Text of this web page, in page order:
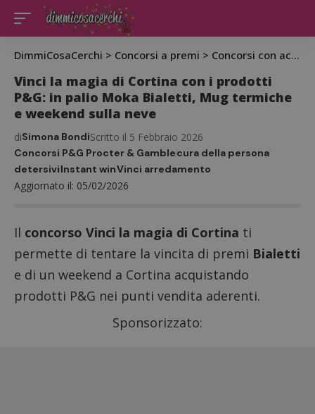
DimmiCosaCerchi > Concorsi a premi > Concorsi con acquisto
Vinci la magia di Cortina con i prodotti
P&G: in palio Moka Bialetti, Mug termiche
e weekend sulla neve
Aggiornato il: 05/02/2026
diSimona BondiScritto il 5 Febbraio 2026
Concorsi P&G Procter & Gamblecura della persona
detersiviInstant winVinci arredamento
Il concorso Vinci la magia di Cortina ti
permette di tentare la vincita di premi Bialetti
e di un weekend a Cortina acquistando
prodotti P&G nei punti vendita aderenti.
Sponsorizzato: